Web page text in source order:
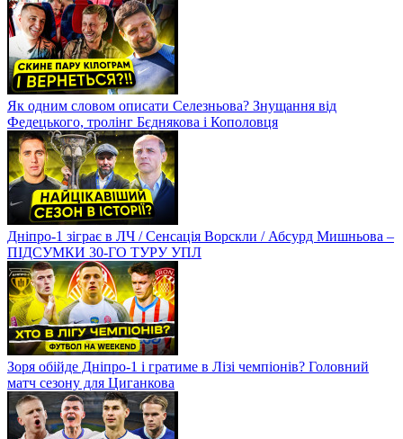
Як одним словом описати Селезньова? Знущання від
Федецького, тролінг Бєднякова і Кополовця
Дніпро-1 зіграє в ЛЧ / Сенсація Ворскли / Абсурд Мишньова –
ПІДСУМКИ 30-ГО ТУРУ УПЛ
Зоря обійде Дніпро-1 і гратиме в Лізі чемпіонів? Головний
матч сезону для Циганкова